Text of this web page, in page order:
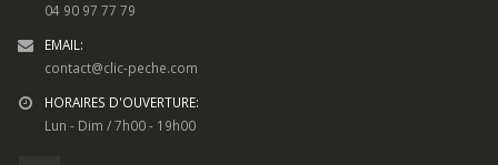
04 90 97 77 79
EMAIL:
contact@clic-peche.com
HORAIRES D'OUVERTURE:
Lun - Dim / 7h00 - 19h00